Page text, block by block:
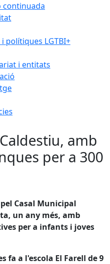
continuada
polítiques LGTBI+
i entitats
amb
per a 300
Casal Municipal
un any més, amb
per a infants i joves
fa a l'escola El Farell de 9